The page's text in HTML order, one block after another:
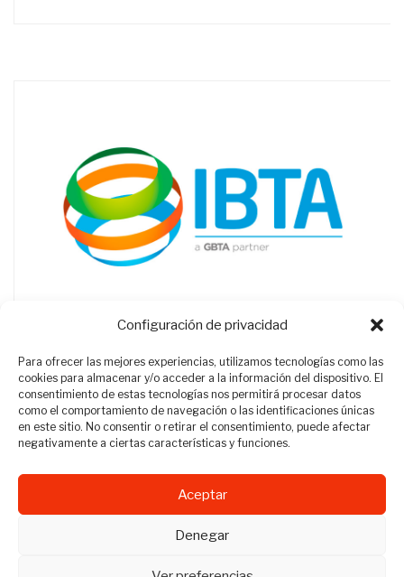
Configuración de privacidad
Para ofrecer las mejores experiencias, utilizamos tecnologías como las
cookies para almacenar y/o acceder a la información del dispositivo. El
consentimiento de estas tecnologías nos permitirá procesar datos
como el comportamiento de navegación o las identificaciones únicas
en este sitio. No consentir o retirar el consentimiento, puede afectar
negativamente a ciertas características y funciones.
Aceptar
Denegar
Revista Travel Manager © 2012 - 2026
Todos los derechos reservados.